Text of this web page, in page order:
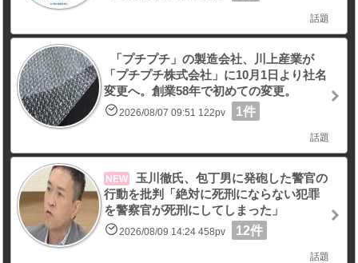
話題
「プチプチ」の製造会社、川上産業が
「プチプチ株式会社」に10月1日より社名
変更へ。創業58年で初めての変更。
2026/08/07 09:51 122pv 1件
話題
NEW
玉川徹氏、包丁男に発砲した警官の
行動を批判「絶対に死刑にならない犯罪
を警察官が死刑にしてしまった」
2026/08/09 14:24 458pv 12件
話題